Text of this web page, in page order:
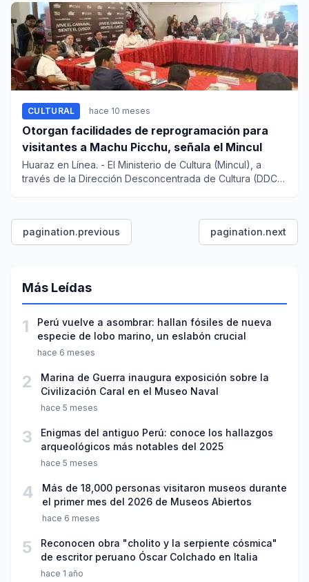
CULTURAL hace 10 meses
Otorgan facilidades de reprogramación para
visitantes a Machu Picchu, señala el Mincul
Huaraz en Línea. - El Ministerio de Cultura (Mincul), a
través de la Dirección Desconcentrada de Cultura (DDC)
pagination.previous pagination.next
Más Leídas
1
Perú vuelve a asombrar: hallan fósiles de nueva
especie de lobo marino, un eslabón crucial
hace 6 meses
2
Marina de Guerra inaugura exposición sobre la
Civilización Caral en el Museo Naval
hace 5 meses
3
Enigmas del antiguo Perú: conoce los hallazgos
arqueológicos más notables del 2025
hace 5 meses
4
Más de 18,000 personas visitaron museos durante
el primer mes del 2026 de Museos Abiertos
hace 6 meses
5
Reconocen obra "cholito y la serpiente cósmica"
de escritor peruano Óscar Colchado en Italia
hace 1 año